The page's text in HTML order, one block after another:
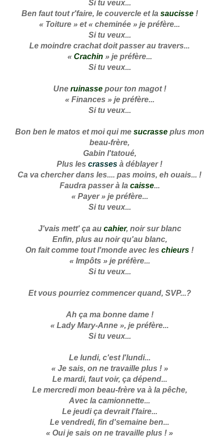
Si tu veux...
Ben faut tout r'faire, le couvercle et la saucisse!
« Toiture » et « cheminée » je préfère...
Si tu veux...
Le moindre crachat doit passer au travers...
« Crachin » je préfère...
Si tu veux...
Uneruinassepour ton magot !
« Finances » je préfère...
Si tu veux...
Bon ben le matos et moi qui me sucrasseplus mon
beau-frère,
Gabin l'tatoué,
Plus les crasses à déblayer !
Ca va chercher dans les.... pas moins, eh ouais... !
Faudra passer à la caisse...
« Payer » je préfère...
Si tu veux...
J'vais mett' ça au cahier, noir sur blanc
Enfin, plus au noir qu'au blanc,
On fait comme tout l'monde avec les chieurs !
« Impôts » je préfère...
Si tu veux...
Et vous pourriez commencer quand, SVP...?
Ah ça ma bonne dame !
« Lady Mary-Anne », je préfère...
Si tu veux...
Le lundi, c'est l'lundi...
« Je sais, on ne travaille plus ! »
Le mardi, faut voir, ça dépend...
Le mercredi mon beau-frère va à la pêche,
Avec la camionnette...
Le jeudi ça devrait l'faire...
Le vendredi, fin d'semaine ben...
« Oui je sais on ne travaille plus ! »